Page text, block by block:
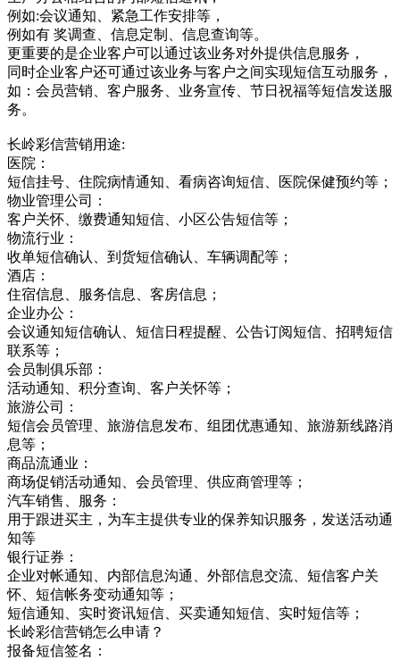
例如:会议通知、紧急工作安排等，
例如有 奖调查、信息定制、信息查询等。
更重要的是企业客户可以通过该业务对外提供信息服务，
同时企业客户还可通过该业务与客户之间实现短信互动服务，
如：会员营销、客户服务、业务宣传、节日祝福等短信发送服
务。
长岭彩信营销用途:
医院：
短信挂号、住院病情通知、看病咨询短信、医院保健预约等；
物业管理公司：
客户关怀、缴费通知短信、小区公告短信等；
物流行业：
收单短信确认、到货短信确认、车辆调配等；
酒店：
住宿信息、服务信息、客房信息；
企业办公：
会议通知短信确认、短信日程提醒、公告订阅短信、招聘短信
联系等；
会员制俱乐部：
活动通知、积分查询、客户关怀等；
旅游公司：
短信会员管理、旅游信息发布、组团优惠通知、旅游新线路消
息等；
商品流通业：
商场促销活动通知、会员管理、供应商管理等；
汽车销售、服务：
用于跟进买主，为车主提供专业的保养知识服务，发送活动通
知等
银行证券：
企业对帐通知、内部信息沟通、外部信息交流、短信客户关
怀、短信帐务变动通知等；
短信通知、实时资讯短信、买卖通知短信、实时短信等；
长岭彩信营销怎么申请？
报备短信签名：